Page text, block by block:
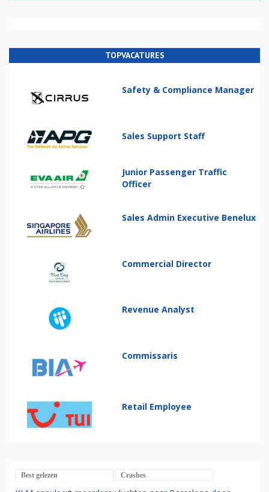
TOPVACATURES
Safety & Compliance Manager
Sales Support Staff
Junior Passenger Traffic
Officer
Sales Admin Executive Benelux
Commercial Director
Revenue Analyst
Commissaris
Retail Employee
Best gelezen Crashes